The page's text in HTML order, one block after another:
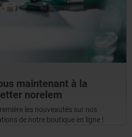
maintenant à la
norelem
les nouveautés sur nos
de notre boutique en ligne !